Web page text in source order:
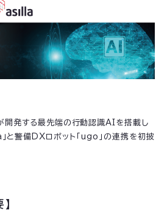
開発する最先端の行動認識AIを搭載し
警備DXロボット「ugo」の連携を初披